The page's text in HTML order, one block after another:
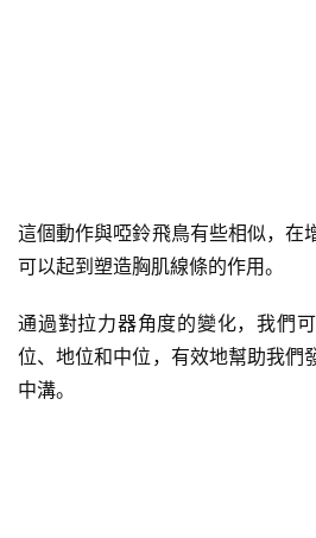
這個動作與啞鈴飛鳥有些相似，在
可以起到塑造胸肌線條的作用。
通過對拉力器角度的變化，我們
位、地位和中位，有效地幫助我們
中溝。